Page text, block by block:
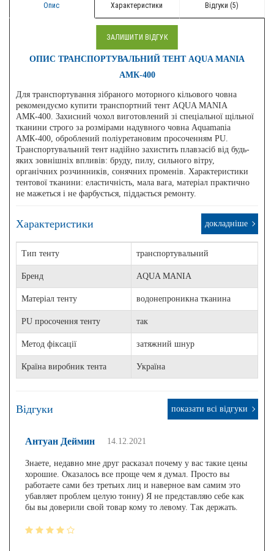
ЗАЛИШИТИ ВІДГУК
Опис Характеристики Відгуки (5)
ОПИС ТРАНСПОРТУВАЛЬНИЙ ТЕНТ AQUA MANIA
АМК-400
Для транспортування зібраного моторного кільового човна
рекомендуємо купити транспортний тент AQUA MANIA
АМК-400. Захисний чохол виготовлений зі спеціальної щільної
тканини строго за розмірами надувного човна Aquamania
АМК-400, оброблений поліуретановим просоченням PU.
Транспортувальний тент надійно захистить плавзасіб від будь-
яких зовнішніх впливів: бруду, пилу, сильного вітру,
органічних розчинників, сонячних променів. Характеристики
тентової тканини: еластичність, мала вага, матеріал практично
не мажеться і не фарбується, піддається ремонту.
Характеристики докладніше
Тип тенту транспортувальний
Бренд AQUA MANIA
Матеріал тенту водонепроникна тканина
PU просочення тенту так
Метод фіксації затяжний шнур
Країна виробник тента Україна
Відгуки показати всі відгуки
Антуан Деймин 14.12.2021
Знаете, недавно мне друг расказал почему у вас такие цены
хорошие. Оказалось все проще чем я думал. Просто вы
работаете сами без третьих лиц и наверное вам самим это
убавляет проблем целую тонну) Я не представляю себе как
бы вы доверили свой товар кому то левому. Так держать.